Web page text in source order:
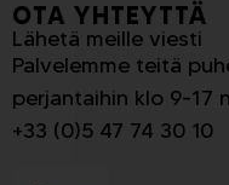
OTA YHTEYTTÄ
Lähetä meille viesti
Palvelemme teitä
perjantaihin klo 9-17
+33 (0)5 47 74 30 10